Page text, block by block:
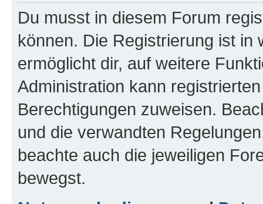
Du musst in diesem Forum
können. Die Registrierung ist in
ermöglicht dir, auf weitere
Administration kann
Berechtigungen zuweisen.
und die verwandten
beachte auch die jeweiligen
bewegst.